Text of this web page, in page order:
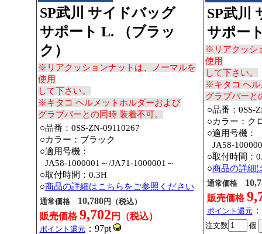
SP武川 サイドバッグ
サポート L. （ブラッ
ク）
※リアクッションナットは、ノーマルを
使用
して下さい。
※キタコ ヘルメットホルダーおよび
グラブバーとの同時 装着不可。
○品番：0SS-ZN-09110267
○カラー：ブラック
○適用号機：
JA58-1000001～/JA71-1000001～
○取付時間：0.3H
○商品の詳細はこちらをご参照ください
通常価格 10,780円（税込）
販売価格9,702 円（税込）
ポイント還元：97pt
SP武川
サポー
※リアクッシ
使用
して下さい。
※キタコ ヘル
グラブバーと
○品番：0SS-
○カラー：ク
○適用号機：
JA58-
○取付時間：
○商品の詳細
通常価格
販売価格
ポイント還元
注文数 個